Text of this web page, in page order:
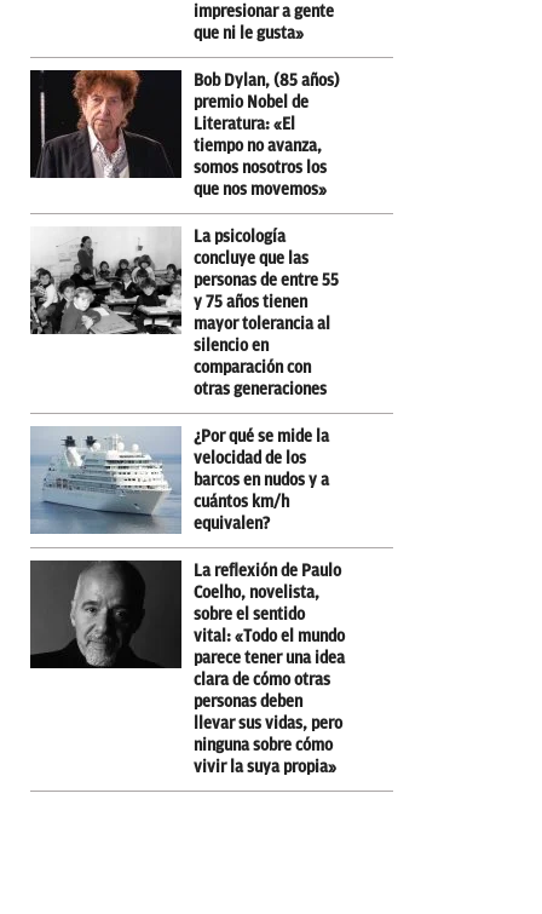
impresionar a gente
que ni le gusta»
Bob Dylan, (85 años)
premio Nobel de
Literatura: «El
tiempo no avanza,
somos nosotros los
que nos movemos»
La psicología
concluye que las
personas de entre 55
y 75 años tienen
mayor tolerancia al
silencio en
comparación con
otras generaciones
¿Por qué se mide la
velocidad de los
barcos en nudos y a
cuántos km/h
equivalen?
La reflexión de Paulo
Coelho, novelista,
sobre el sentido
vital: «Todo el mundo
parece tener una idea
clara de cómo otras
personas deben
llevar sus vidas, pero
ninguna sobre cómo
vivir la suya propia»